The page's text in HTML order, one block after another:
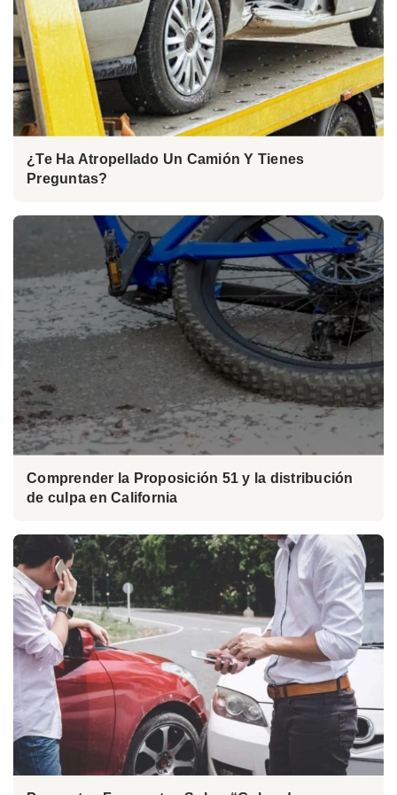
¿Te Ha Atropellado Un Camión Y Tienes
Preguntas?
Comprender la Proposición 51 y la distribución
de culpa en California